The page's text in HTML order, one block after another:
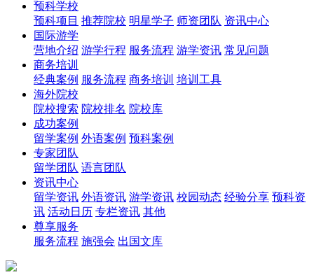
预科学校
预科项目 推荐院校 明星学子 师资团队 资讯中心
国际游学
营地介绍 游学行程 服务流程 游学资讯 常见问题
商务培训
经典案例 服务流程 商务培训 培训工具
海外院校
院校搜索 院校排名 院校库
成功案例
留学案例 外语案例 预科案例
专家团队
留学团队 语言团队
资讯中心
留学资讯 外语资讯 游学资讯 校园动态 经验分享 预科资
讯 活动日历 专栏资讯 其他
尊享服务
服务流程 施强会 出国文库